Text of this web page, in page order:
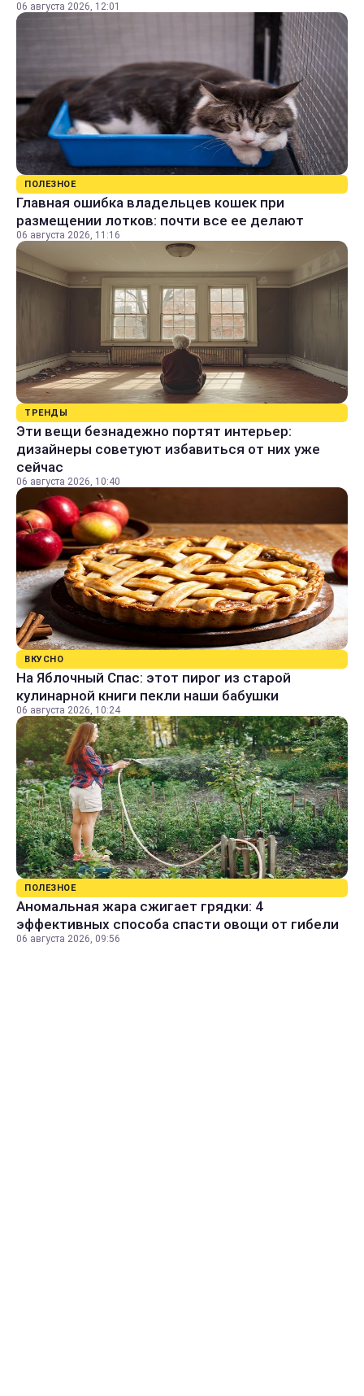
06 августа 2026, 12:01
ПОЛЕЗНОЕ
Главная ошибка владельцев кошек при
размещении лотков: почти все ее делают
06 августа 2026, 11:16
ТРЕНДЫ
Эти вещи безнадежно портят интерьер:
дизайнеры советуют избавиться от них уже
сейчас
06 августа 2026, 10:40
ВКУСНО
На Яблочный Спас: этот пирог из старой
кулинарной книги пекли наши бабушки
06 августа 2026, 10:24
ПОЛЕЗНОЕ
Аномальная жара сжигает грядки: 4
эффективных способа спасти овощи от гибели
06 августа 2026, 09:56